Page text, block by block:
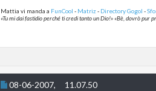
Mattia vi manda a FunCool - Matriz- Directory Gogol -
«Tu mi dai fastidio perché ti credi tanto un Dio!» «Bè, dovrò pur
08-06-2007, 11.07.50